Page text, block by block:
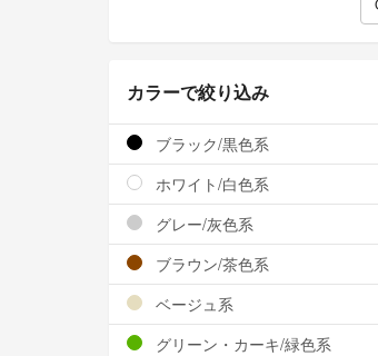
カラーで絞り込み
ブラック/黒色系
ホワイト/白色系
グレー/灰色系
ブラウン/茶色系
ベージュ系
グリーン・カーキ/緑色系